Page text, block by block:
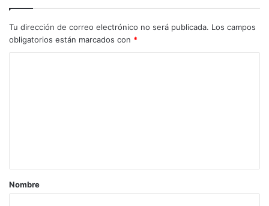
Tu dirección de correo electrónico no será publicada. Los campos
obligatorios están marcados con *
Nombre